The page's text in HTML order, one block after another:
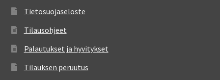
Tietosuojaseloste
Tilausohjeet
Palautukset ja hyvitykset
Tilauksen peruutus